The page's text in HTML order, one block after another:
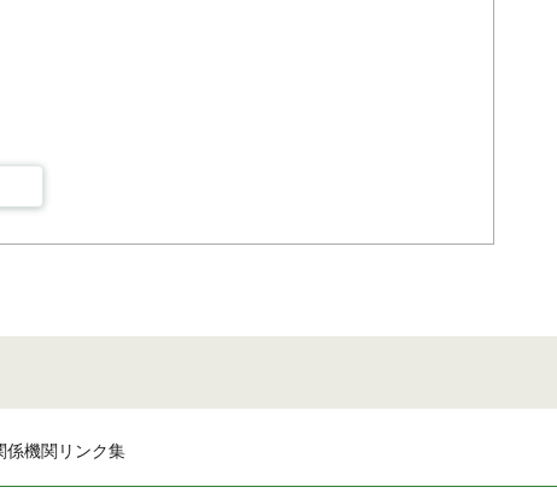
係機関リンク集